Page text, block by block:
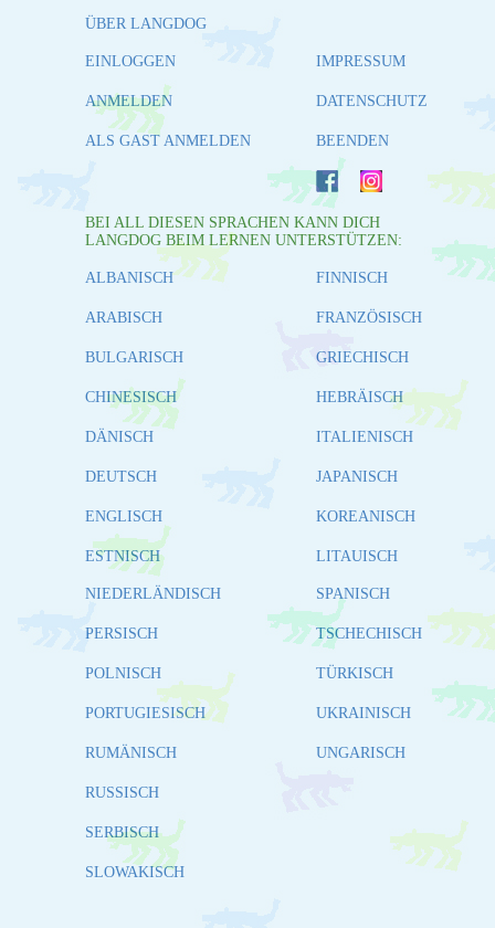
ÜBER LANGDOG
EINLOGGEN
ANMELDEN
ALS GAST ANMELDEN
IMPRESSUM
DATENSCHUTZ
BEENDEN
BEI ALL DIESEN SPRACHEN KANN DICH
LANGDOG BEIM LERNEN UNTERSTÜTZEN:
ALBANISCH
ARABISCH
BULGARISCH
CHINESISCH
DÄNISCH
DEUTSCH
ENGLISCH
ESTNISCH
FINNISCH
FRANZÖSISCH
GRIECHISCH
HEBRÄISCH
ITALIENISCH
JAPANISCH
KOREANISCH
LITAUISCH
NIEDERLÄNDISCH
PERSISCH
POLNISCH
PORTUGIESISCH
RUMÄNISCH
RUSSISCH
SERBISCH
SLOWAKISCH
SPANISCH
TSCHECHISCH
TÜRKISCH
UKRAINISCH
UNGARISCH